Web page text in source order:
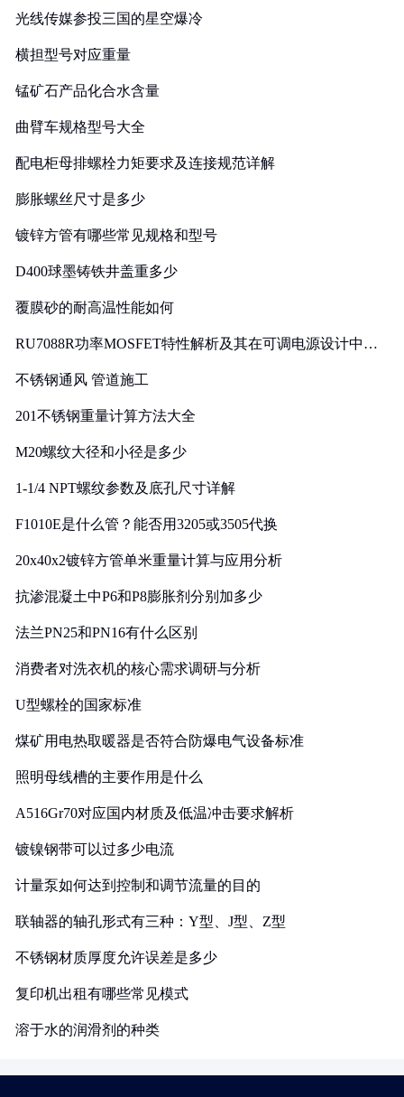
光线传媒参投三国的星空爆冷
横担型号对应重量
锰矿石产品化合水含量
曲臂车规格型号大全
配电柜母排螺栓力矩要求及连接规范详解
膨胀螺丝尺寸是多少
镀锌方管有哪些常见规格和型号
D400球墨铸铁井盖重多少
覆膜砂的耐高温性能如何
RU7088R功率MOSFET特性解析及其在可调电源设计中的
不锈钢通风 管道施工
201不锈钢重量计算方法大全
M20螺纹大径和小径是多少
1-1/4 NPT螺纹参数及底孔尺寸详解
F1010E是什么管？能否用3205或3505代换
20x40x2镀锌方管单米重量计算与应用分析
抗渗混凝土中P6和P8膨胀剂分别加多少
法兰PN25和PN16有什么区别
消费者对洗衣机的核心需求调研与分析
U型螺栓的国家标准
煤矿用电热取暖器是否符合防爆电气设备标准
照明母线槽的主要作用是什么
A516Gr70对应国内材质及低温冲击要求解析
镀镍钢带可以过多少电流
计量泵如何达到控制和调节流量的目的
联轴器的轴孔形式有三种：Y型、J型、Z型
不锈钢材质厚度允许误差是多少
复印机出租有哪些常见模式
溶于水的润滑剂的种类